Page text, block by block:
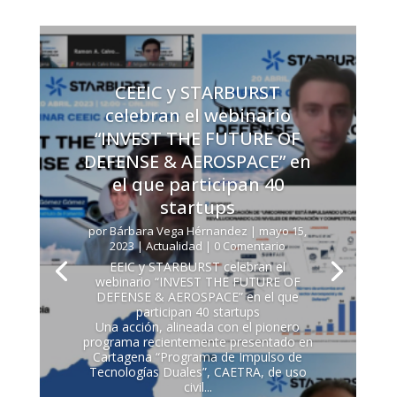
CEEIC y STARBURST
celebran el webinario
“INVEST THE FUTURE OF
DEFENSE & AEROSPACE” en
el que participan 40
startups
porBárbara Vega Hérnandez | mayo 15,
2023|Actualidad | 0 Comentario
EEIC y STARBURST celebran el
webinario “INVEST THE FUTURE OF
DEFENSE & AEROSPACE” en el que
participan 40 startups
Una acción, alineada con el pionero
programa recientemente presentado en
Cartagena “Programa de Impulso de
Tecnologías Duales”, CAETRA, de uso
civil...